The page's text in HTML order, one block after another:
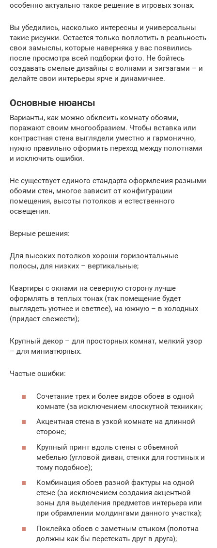
особенно актуально такое решение в игровых зонах.
Вы убедились, насколько интересны и универсальны
такие рисунки. Остается только воплотить в реальность
свои замыслы, которые наверняка у вас появились
после просмотра всей подборки фото. Не бойтесь
создавать смелые дизайны с волнами и зигзагами – и
делайте свои интерьеры ярче и динамичнее.
Основные нюансы
Варианты, как можно обклеить комнату обоями,
поражают своим многообразием. Чтобы вставка или
контрастная стена выглядели уместно и гармонично,
нужно правильно оформить переход между полотнами
и исключить ошибки.
Не существует единого стандарта оформления разными
обоями стен, многое зависит от конфигурации
помещения, высоты потолков и естественного
освещения.
Верные решения:
Для высоких потолков хороши горизонтальные
полосы, для низких – вертикальные;
Квартиры с окнами на северную сторону лучше
оформлять в теплых тонах (так помещение будет
выглядеть уютнее и светлее), на южную – в холодных
(придаст свежести);
Крупный декор – для просторных комнат, мелкий узор
– для миниатюрных.
Частые ошибки:
Сочетание трех и более видов обоев в одной
комнате (за исключением «лоскутной техники»;
Акцентная стена в узкой комнате на длинной
стороне;
Крупный принт вдоль стены с объемной
мебелью (угловой диван, стенки для гостиных и
тому подобное);
Комбинация обоев разной фактуры на одной
стене (за исключением создания акцентной
зоны для выделения предметов интерьера или
при обрамлении молдингами данного участка);
Поклейка обоев с заметным стыком (полотна
должны как бы перетекать друг в друга);